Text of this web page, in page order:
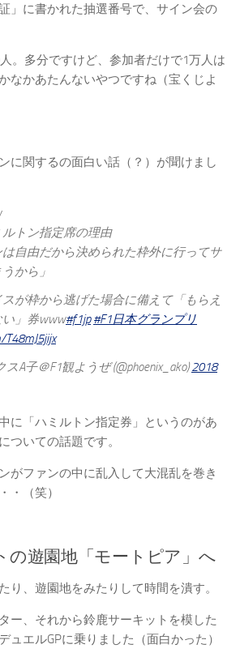
」に書かれた抽選番号で、サイン会の
。多分ですけど、参加者だけで1万人は
なかあたんないやつですね（宝くじよ
に関するの面白い話（？）が聞けまし
トン指定席の理由
は自由だから決められた枠外に行ってサ
から」
が枠から逃げた場合に備えて「もらえ
い」券www#f1jp #F1日本グランプリ
T48mJ5jijx
A子＠F1観ようぜ (@phoenix_ako)2018
に「ハミルトン指定券」というのがあ
ついての話題です。
がファンの中に乱入して大混乱を巻き
・（笑）
の遊園地「モートピア」へ
り、遊園地をみたりして時間を潰す。
ー、それから鈴鹿サーキットを模した
ュエルGPに乗りました（面白かった）